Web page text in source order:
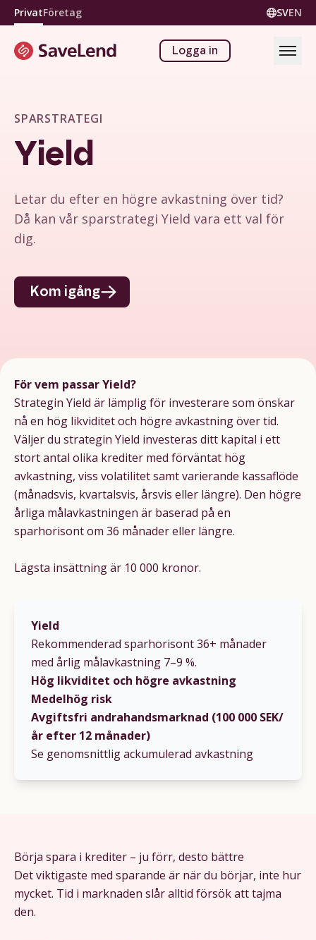
PrivatFöretag SVEN
Logga in
SPARSTRATEGI
Yield
Letar du efter en högre avkastning över tid?
Då kan vår sparstrategi Yield vara ett val för
dig.
Kom igång
För vem passar Yield?
Strategin Yield är lämplig för investerare som önskar
nå en hög likviditet och högre avkastning över tid.
Väljer du strategin Yield investeras ditt kapital i ett
stort antal olika krediter med förväntat hög
avkastning, viss volatilitet samt varierande kassaflöde
(månadsvis, kvartalsvis, årsvis eller längre). Den högre
årliga målavkastningen är baserad på en
sparhorisont om 36 månader eller längre.
Lägsta insättning är 10 000 kronor.
Yield
Rekommenderad sparhorisont 36+ månader
med årlig målavkastning 7–9 %.
Hög likviditet och högre avkastning
Medelhög risk
Avgiftsfri andrahandsmarknad (100 000 SEK/
år efter 12 månader)
Se genomsnittlig ackumulerad avkastning
Börja spara i krediter – ju förr, desto bättre
Det viktigaste med sparande är när du börjar, inte hur
mycket. Tid i marknaden slår alltid försök att tajma
den.